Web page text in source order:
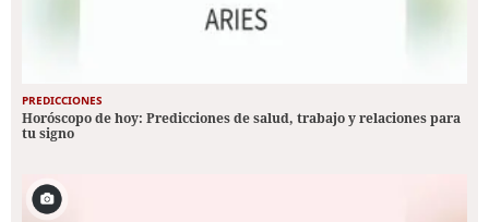
PREDICCIONES
Horóscopo de hoy: Predicciones de salud, trabajo y relaciones para
tu signo